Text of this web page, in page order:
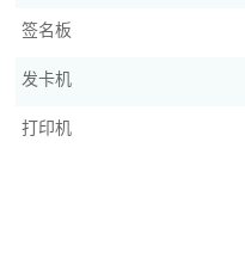
签名板
发卡机
打印机